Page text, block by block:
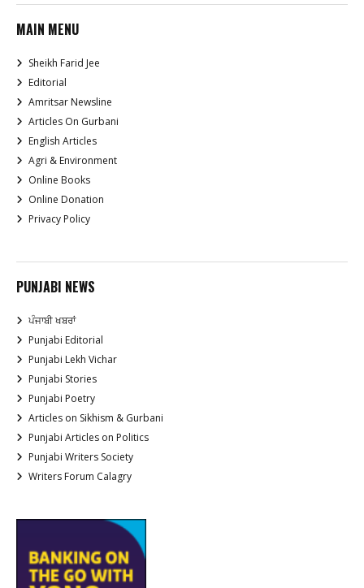
MAIN MENU
Sheikh Farid Jee
Editorial
Amritsar Newsline
Articles On Gurbani
English Articles
Agri & Environment
Online Books
Online Donation
Privacy Policy
PUNJABI NEWS
ਪੰਜਾਬੀ ਖਬਰਾਂ
Punjabi Editorial
Punjabi Lekh Vichar
Punjabi Stories
Punjabi Poetry
Articles on Sikhism & Gurbani
Punjabi Articles on Politics
Punjabi Writers Society
Writers Forum Calagry